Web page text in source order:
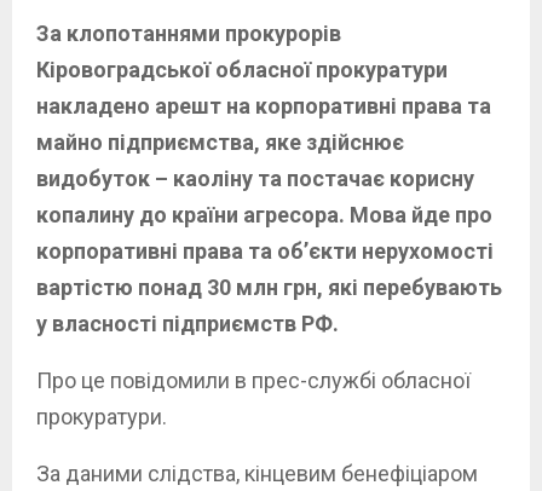
За клопотаннями прокурорів
Кіровоградської обласної прокуратури
накладено арешт на корпоративні права та
майно підприємства, яке здійснює
видобуток – каоліну та постачає корисну
копалину до країни агресора. Мова йде про
корпоративні права та об’єкти нерухомості
вартістю понад 30 млн грн, які перебувають
у власності підприємств РФ.
Про це повідомили в прес-службі обласної
прокуратури.
За даними слідства, кінцевим бенефіціаром